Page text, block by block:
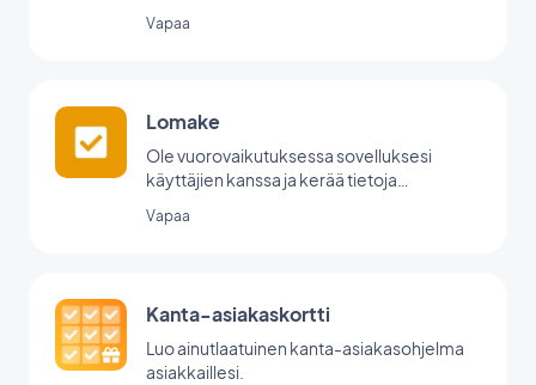
Vapaa
Lomake
Ole vuorovaikutuksessa sovelluksesi
käyttäjien kanssa ja kerää tietoja
Vapaa
Kanta-asiakaskortti
Luo ainutlaatuinen kanta-asiakasohjelma
asiakkaillesi.